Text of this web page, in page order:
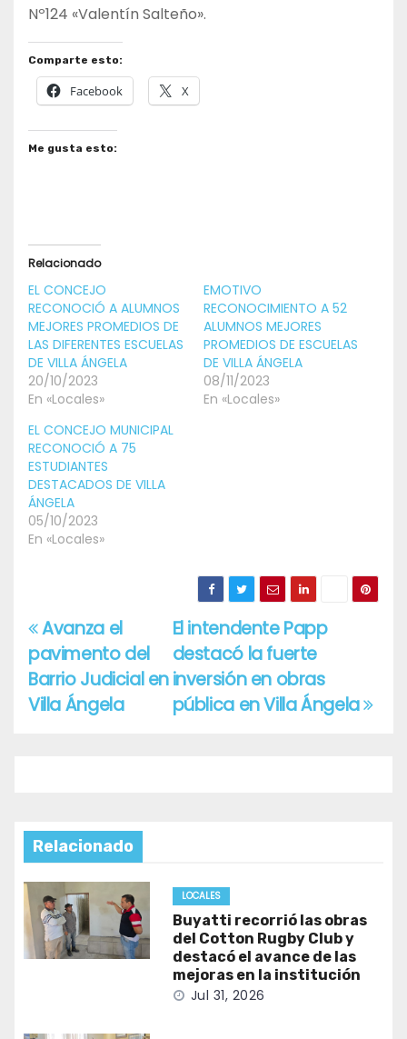
Nº124 «Valentín Salteño».
Comparte esto:
Facebook X
Me gusta esto:
Relacionado
EL CONCEJO
RECONOCIÓ A ALUMNOS
MEJORES PROMEDIOS DE
LAS DIFERENTES ESCUELAS
DE VILLA ÁNGELA
20/10/2023
En «Locales»
EMOTIVO
RECONOCIMIENTO A 52
ALUMNOS MEJORES
PROMEDIOS DE ESCUELAS
DE VILLA ÁNGELA
08/11/2023
En «Locales»
EL CONCEJO MUNICIPAL
RECONOCIÓ A 75
ESTUDIANTES
DESTACADOS DE VILLA
ÁNGELA
05/10/2023
En «Locales»
Navegación
de
entradas
El intendente Papp
destacó la fuerte
inversión en obras
pública en Villa Ángela
Avanza el
pavimento del
Barrio Judicial en
Villa Ángela
Relacionado
LOCALES
Buyatti recorrió las obras
del Cotton Rugby Club y
destacó el avance de las
mejoras en la institución
Jul 31, 2026